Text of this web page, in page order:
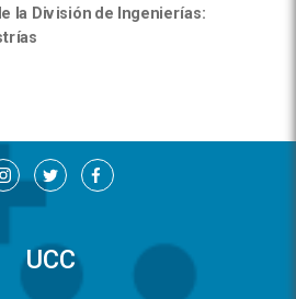
la División de Ingenierías:
UCC